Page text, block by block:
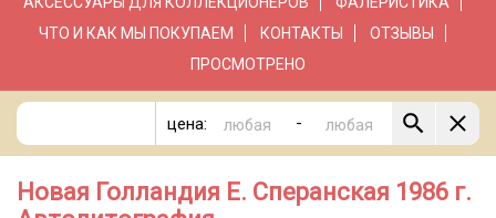
ЧТО И КАК МЫ ПОКУПАЕМ
КОНТАКТЫ
ОТЗЫВЫ
ПРОСМОТРЕНО
цена: -
Новая Голландия Е. Сперанская 1986 г.